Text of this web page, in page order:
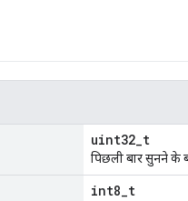
uint32_t
पिछली बार सुनने के
int8_t